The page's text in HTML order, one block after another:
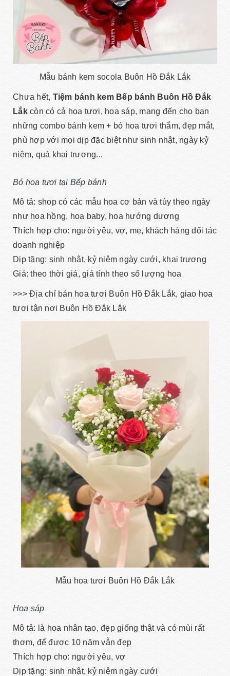
Mẫu bánh kem socola Buôn Hồ Đắk Lắk
Chưa hết, Tiệm bánh kem Bếp bánh Buôn Hồ Đắk
Lắkcòn có cả hoa tươi, hoa sáp, mang đến cho bạn
những combo bánh kem + bó hoa tươi thắm, đẹp mắt,
phù hợp với mọi dịp đặc biệt như sinh nhật, ngày kỷ
niệm, quà khai trương...
Bó hoa tươi tại Bếp bánh
Mô tả: shop có các mẫu hoa cơ bản và tùy theo ngày
như hoa hồng, hoa baby, hoa hướng dương
Thích hợp cho: người yêu, vợ, mẹ, khách hàng đối tác
doanh nghiệp
Dịp tặng: sinh nhật, kỷ niệm ngày cưới, khai trương
Giá: theo thời giá, giá tính theo số lượng hoa
>>> Địa chỉ bán hoa tươi Buôn Hồ Đắk Lắk, giao hoa
tươi tận nơi Buôn Hồ Đắk Lắk
Mẫu hoa tươi Buôn Hồ Đắk Lắk
Hoa sáp
Mô tả: là hoa nhân tạo, đẹp giống thật và có mùi rất
thơm, để được 10 năm vẫn đẹp
Thích hợp cho: người yêu, vợ
Dịp tặng: sinh nhật, kỷ niệm ngày cưới